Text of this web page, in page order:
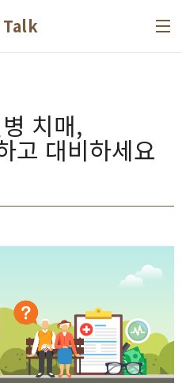
Talk
치매,
고 대비하세요